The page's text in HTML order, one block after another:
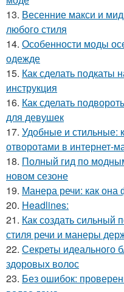
13. Весенние макси и
любого стиля
14. Особенности моды
одежде
15. Как сделать подкаты
инструкция
16. Как сделать
для девушек
17. Удобные и стильные:
отворотами в интернет-
18. Полный гид по
новом сезоне
19. Манера речи: как
20. Headlines:
21. Как создать
стиля речи и манеры
22. Секреты идеального
здоровых волос
23. Без ошибок: